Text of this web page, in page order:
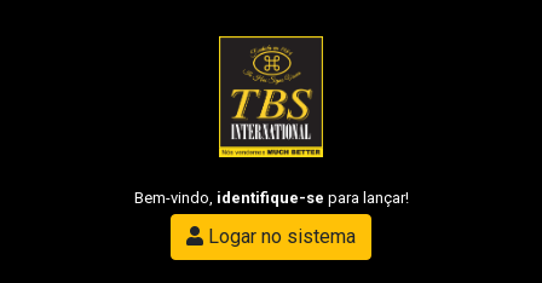
Bem-vindo, identifique-se para lançar!
Logar no sistema